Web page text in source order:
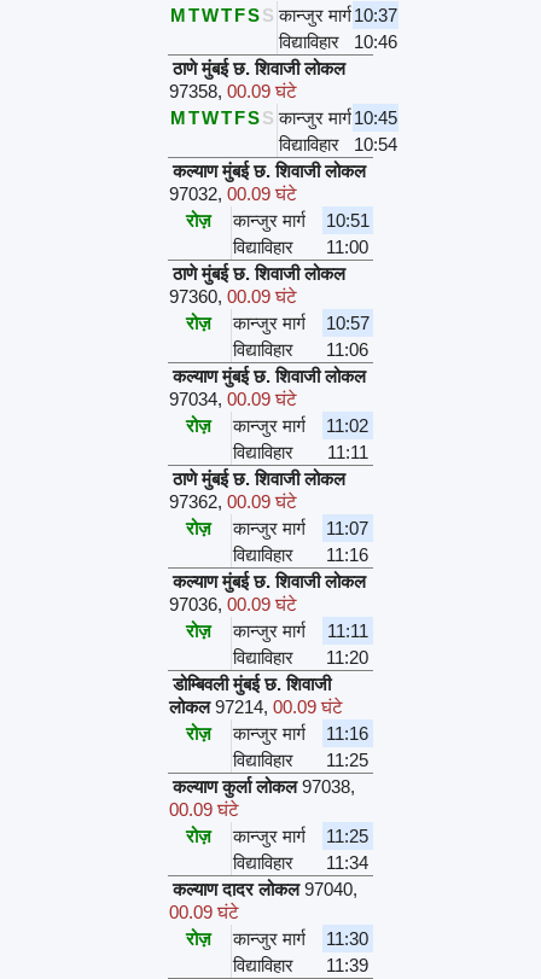
MTWT FS S कान्जुर मार्ग 10:37
विद्याविहार
10:46
ठाणे मुंबई छ. शिवाजी लोकल
97358, 00.09 घंटे
MTWT FS S कान्जुर मार्ग 10:45
विद्याविहार
10:54
कल्याण मुंबई छ. शिवाजी लोकल
97032, 00.09 घंटे
रोज़
कान्जुर मार्ग
10:51
विद्याविहार
11:00
ठाणे मुंबई छ. शिवाजी लोकल
97360, 00.09 घंटे
रोज़
कान्जुर मार्ग
10:57
विद्याविहार
11:06
कल्याण मुंबई छ. शिवाजी लोकल
97034, 00.09 घंटे
रोज़
कान्जुर मार्ग
11:02
विद्याविहार
11:11
ठाणे मुंबई छ. शिवाजी लोकल
97362, 00.09 घंटे
रोज़
कान्जुर मार्ग
11:07
विद्याविहार
11:16
कल्याण मुंबई छ. शिवाजी लोकल
97036, 00.09 घंटे
रोज़
कान्जुर मार्ग
11:11
विद्याविहार
11:20
डोम्बिवली मुंबई छ. शिवाजी
लोकल 97214, 00.09 घंटे
रोज़
कान्जुर मार्ग
11:16
विद्याविहार
11:25
कल्याण कुर्ला लोकल 97038,
00.09 घंटे
रोज़
कान्जुर मार्ग
11:25
विद्याविहार
11:34
कल्याण दादर लोकल 97040,
00.09 घंटे
रोज़
कान्जुर मार्ग
11:30
विद्याविहार
11:39